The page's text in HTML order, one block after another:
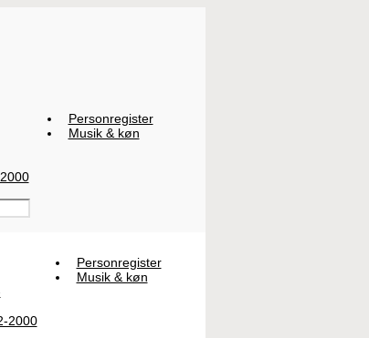
Personregister
Musik & køn
2000
Personregister
Musik & køn